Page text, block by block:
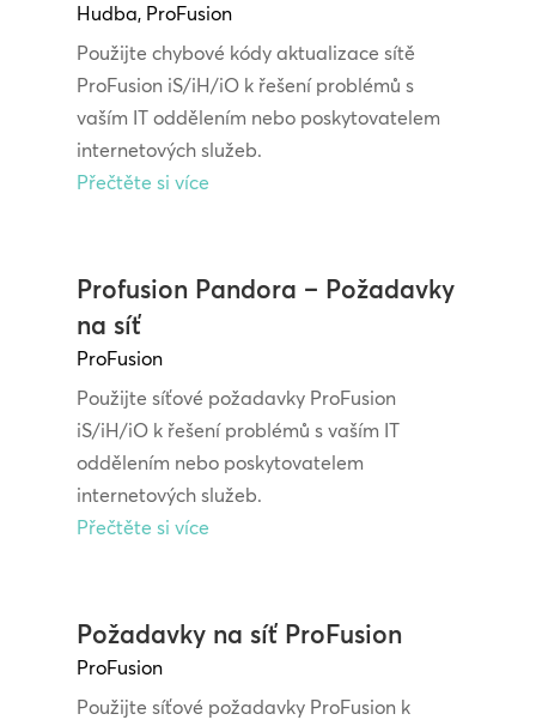
Hudba, ProFusion
Použijte chybové kódy aktualizace sítě
ProFusion iS/iH/iO k řešení problémů s
vaším IT oddělením nebo poskytovatelem
internetových služeb.
Přečtěte si více
Profusion Pandora – Požadavky
na síť
ProFusion
Použijte síťové požadavky ProFusion
iS/iH/iO k řešení problémů s vaším IT
oddělením nebo poskytovatelem
internetových služeb.
Přečtěte si více
Požadavky na síť ProFusion
ProFusion
Použijte síťové požadavky ProFusion k